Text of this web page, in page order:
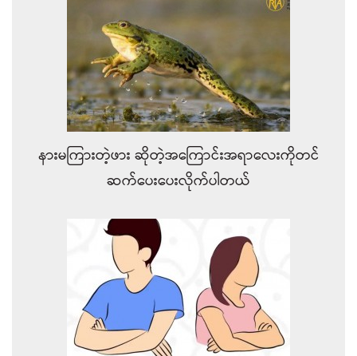
နားမကြားတဲ့ဖား ဆိုတဲ့အကြောင်းအရာလေးကိုတင်
ဆက်ပေးပေးလိုက်ပါတယ်